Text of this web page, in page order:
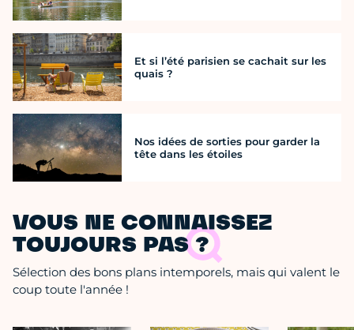
Et si l’été parisien se cachait sur les
quais ?
Nos idées de sorties pour garder la
tête dans les étoiles
VOUS NE CONNAISSEZ
TOUJOURS PAS ?
Sélection des bons plans intemporels, mais qui valent le
coup toute l'année !